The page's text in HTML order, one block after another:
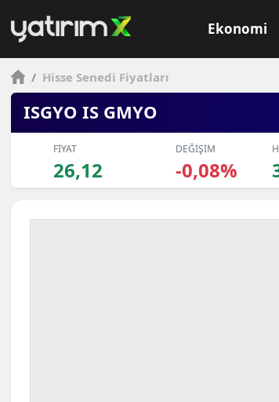
Ekonomi
/ Hisse Senedi Fiyatları
ISGYO IS GMYO
FİYAT
26,12
DEĞİŞİM
-0,08%